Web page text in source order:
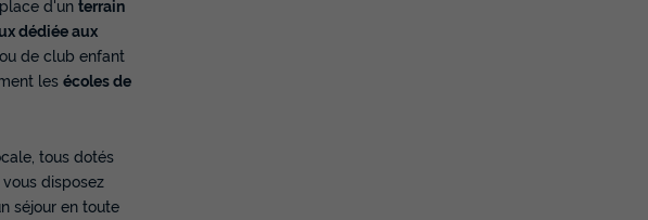
d'un terrain
dédiée aux
de club enfant
les écoles de
tous dotés
disposez
séjour en toute